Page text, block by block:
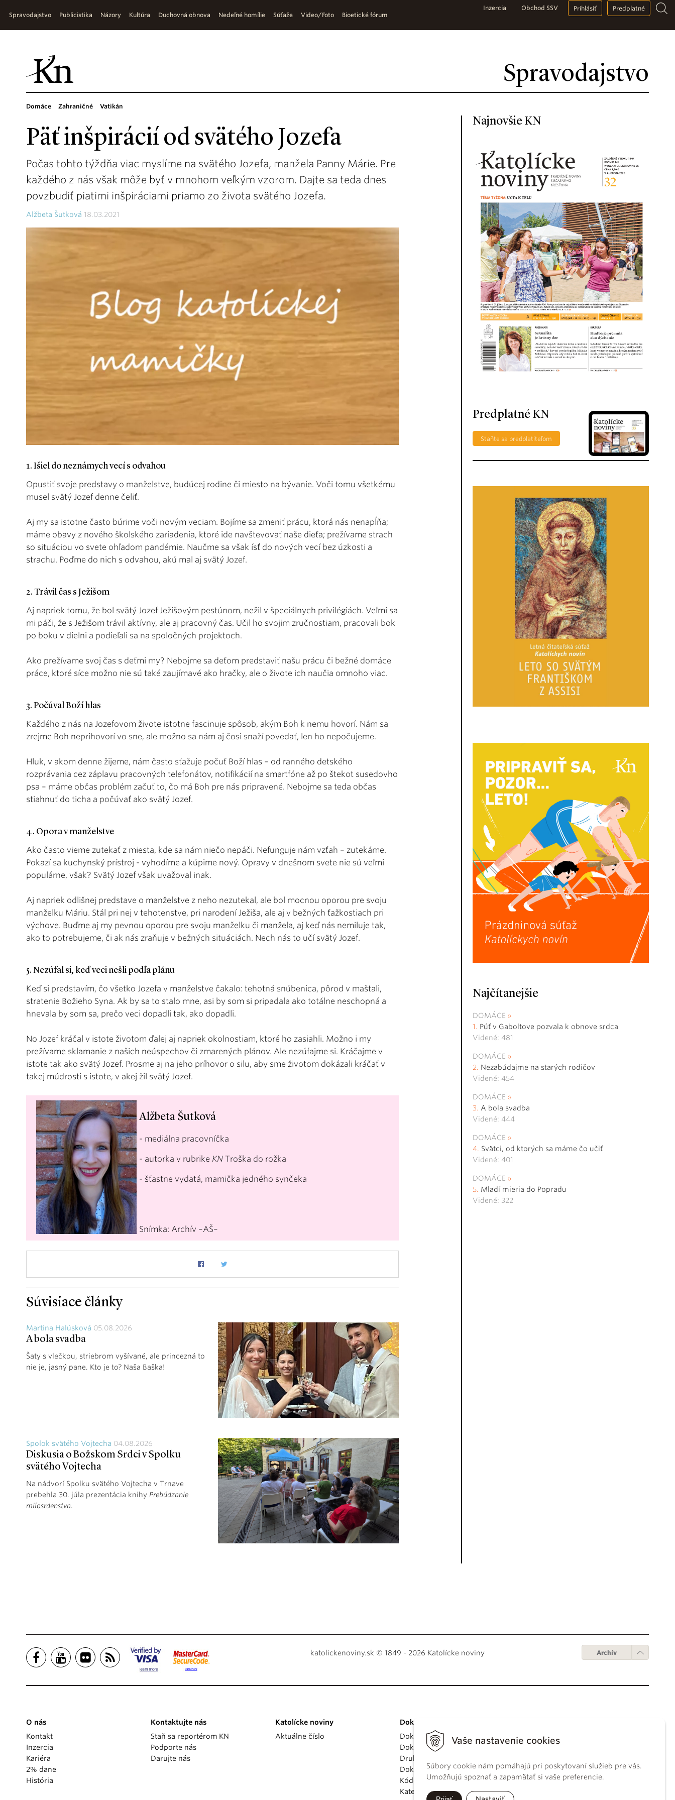
Vaše nastavenie cookies
Súbory cookie nám pomáhajú pri poskytovaní služieb pre vás.
Umožňujú spoznať a zapamätať si vaše preferencie.
Spravodajstvo
Spravodajstvo Publicistika Názory Kultúra Duchovná obnova Nedeľné homílie Súťaže Video/Foto Bioetické fórum
Inzercia Obchod SSV Prihlásiť Predplatné
Domáce Zahraničné Vatikán
Päť inšpirácií od svätého Jozefa
Počas tohto týždňa viac myslíme na svätého Jozefa, manžela Panny Márie. Pre
každého z nás však môže byť v mnohom veľkým vzorom. Dajte sa teda dnes
povzbudiť piatimi inšpiráciami priamo zo života svätého Jozefa.
Alžbeta Šutková 18.03.2021
1. Išiel do neznámych vecí s odvahou
Opustiť svoje predstavy o manželstve, budúcej rodine či miesto na bývanie. Voči tomu všetkému
musel svätý Jozef denne čeliť.
Aj my sa istotne často búrime voči novým veciam. Bojíme sa zmeniť prácu, ktorá nás nenapĺňa;
máme obavy z nového školského zariadenia, ktoré ide navštevovať naše dieťa; prežívame strach
so situáciou vo svete ohľadom pandémie. Naučme sa však ísť do nových vecí bez úzkosti a
strachu. Poďme do nich s odvahou, akú mal aj svätý Jozef.
2. Trávil čas s Ježišom
Aj napriek tomu, že bol svätý Jozef Ježišovým pestúnom, nežil v špeciálnych privilégiách. Veľmi sa
mi páči, že s Ježišom trávil aktívny, ale aj pracovný čas. Učil ho svojim zručnostiam, pracovali bok
po boku v dielni a podieľali sa na spoločných projektoch.
Ako prežívame svoj čas s deťmi my? Nebojme sa deťom predstaviť našu prácu či bežné domáce
práce, ktoré síce možno nie sú také zaujímavé ako hračky, ale o živote ich naučia omnoho viac.
3. Počúval Boží hlas
Každého z nás na Jozefovom živote istotne fascinuje spôsob, akým Boh k nemu hovorí. Nám sa
zrejme Boh neprihovorí vo sne, ale možno sa nám aj čosi snaží povedať, len ho nepočujeme.
Hluk, v akom denne žijeme, nám často sťažuje počuť Boží hlas – od ranného detského
rozprávania cez záplavu pracovných telefonátov, notifikácií na smartfóne až po štekot susedovho
psa – máme občas problém začuť to, čo má Boh pre nás pripravené. Nebojme sa teda občas
stiahnuť do ticha a počúvať ako svätý Jozef.
4. Opora v manželstve
Ako často vieme zutekať z miesta, kde sa nám niečo nepáči. Nefunguje nám vzťah – zutekáme.
Pokazí sa kuchynský prístroj - vyhodíme a kúpime nový. Opravy v dnešnom svete nie sú veľmi
populárne, však? Svätý Jozef však uvažoval inak.
Aj napriek odlišnej predstave o manželstve z neho nezutekal, ale bol mocnou oporou pre svoju
manželku Máriu. Stál pri nej v tehotenstve, pri narodení Ježiša, ale aj v bežných ťažkostiach pri
výchove. Buďme aj my pevnou oporou pre svoju manželku či manžela, aj keď nás nemiluje tak,
ako to potrebujeme, či ak nás zraňuje v bežných situáciách. Nech nás to učí svätý Jozef.
5. Nezúfal si, keď veci nešli podľa plánu
Keď si predstavím, čo všetko Jozefa v manželstve čakalo: tehotná snúbenica, pôrod v maštali,
stratenie Božieho Syna. Ak by sa to stalo mne, asi by som si pripadala ako totálne neschopná a
hnevala by som sa, prečo veci dopadli tak, ako dopadli.
No Jozef kráčal v istote životom ďalej aj napriek okolnostiam, ktoré ho zasiahli. Možno i my
prežívame sklamanie z našich neúspechov či zmarených plánov. Ale nezúfajme si. Kráčajme v
istote tak ako svätý Jozef. Prosme aj na jeho príhovor o silu, aby sme životom dokázali kráčať v
takej múdrosti s istote, v akej žil svätý Jozef.
Alžbeta Šutková
- mediálna pracovníčka
- autorka v rubrike KN Troška do rožka
- šťastne vydatá, mamička jedného synčeka
Snímka: Archív –AŠ–
Súvisiace články
Martina Halúsková 05.08.2026
A bola svadba
Šaty s vlečkou, striebrom vyšívané, ale princezná to
nie je, jasný pane. Kto je to? Naša Baška!
Spolok svätého Vojtecha 04.08.2026
Diskusia o Božskom Srdci v Spolku
svätého Vojtecha
Na nádvorí Spolku svätého Vojtecha v Trnave
prebehla 30. júla prezentácia knihy Prebúdzanie
milosrdenstva.
Najnovšie KN
Predplatné KN
Staňte sa predplatiteľom
Najčítanejšie
DOMÁCE
Púť v Gaboltove pozvala k obnove srdca
Videné: 481
DOMÁCE
Nezabúdajme na starých rodičov
Videné: 454
DOMÁCE
A bola svadba
Videné: 444
DOMÁCE
Svätci, od ktorých sa máme čo učiť
Videné: 401
DOMÁCE
Mladí mieria do Popradu
Videné: 322
katolickenoviny.sk © 1849 - 2026 Katolícke noviny Archív
O nás
Kontakt
Inzercia
Kariéra
2% dane
História
Kontaktujte nás
Staň sa reportérom KN
Podporte nás
Darujte nás
Katolícke noviny
Aktuálne číslo
Dokumenty
Dokumenty pápežov
Dokumenty vatikánskych úradov
Druhý vatikánsky koncil
Dokumenty KBS
Kódex kánonického práva
Katechizmus Katolíckej cirkvi
Digitálne vydanie
Používanie cookies